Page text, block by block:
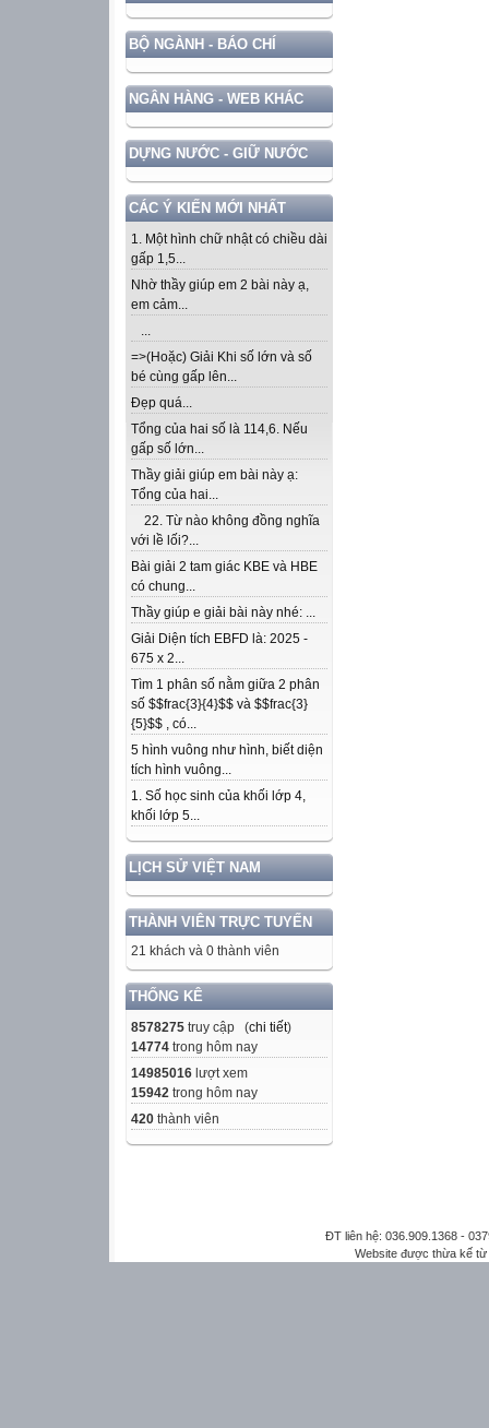
BỘ NGÀNH - BÁO CHÍ
NGÂN HÀNG - WEB KHÁC
DỰNG NƯỚC - GIỮ NƯỚC
CÁC Ý KIẾN MỚI NHẤT
1. Một hình chữ nhật có chiều dài
gấp 1,5...
Nhờ thầy giúp em 2 bài này ạ,
em cảm...
...
=>(Hoặc) Giải Khi số lớn và số
bé cùng gấp lên...
Đẹp quá...
Tổng của hai số là 114,6. Nếu
gấp số lớn...
Thầy giải giúp em bài này ạ:
Tổng của hai...
22. Từ nào không đồng nghĩa
với lề lối?...
Bài giải 2 tam giác KBE và HBE
có chung...
Thầy giúp e giải bài này nhé: ...
Giải Diện tích EBFD là: 2025 -
675 x 2...
Tìm 1 phân số nằm giữa 2 phân
số $$frac{3}{4}$$ và $$frac{3}
{5}$$ , có...
5 hình vuông như hình, biết diện
tích hình vuông...
1. Số học sinh của khối lớp 4,
khối lớp 5...
LỊCH SỬ VIỆT NAM
THÀNH VIÊN TRỰC TUYẾN
21 khách và 0 thành viên
THỐNG KÊ
8578275 truy cập (chi tiết)
14774 trong hôm nay
14985016 lượt xem
15942 trong hôm nay
420 thành viên
ĐT liên hệ: 036.909.1368 -
Website được thừa kế từ